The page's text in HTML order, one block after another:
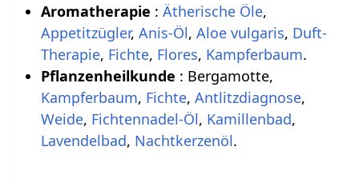
Aromatherapie : Ätherische Öle,
Appetitzügler, Anis-Öl, Aloe vulgaris, Duft-
Therapie, Fichte, Flores, Kampferbaum.
Pflanzenheilkunde : Bergamotte,
Kampferbaum, Fichte, Antlitzdiagnose,
Weide, Fichtennadel-Öl, Kamillenbad,
Lavendelbad, Nachtkerzenöl.